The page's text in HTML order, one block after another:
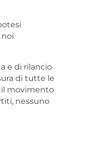
e di rilancio
di tutte le
il movimento
nessuno